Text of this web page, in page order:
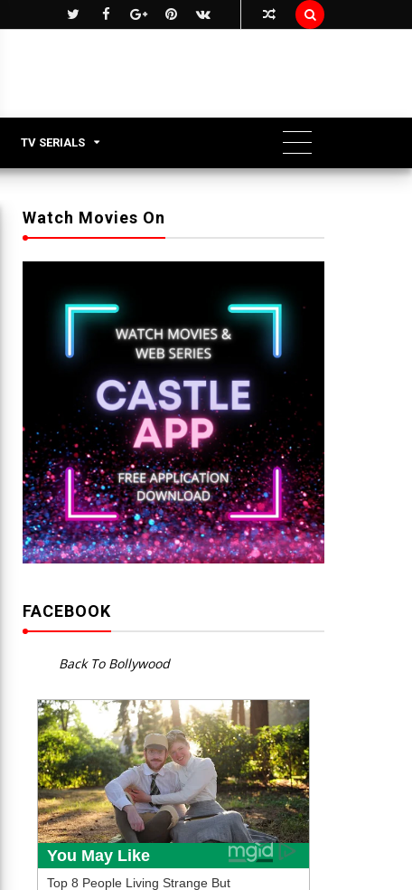

TV SERIALS
Watch Movies On
FACEBOOK
Back To Bollywood